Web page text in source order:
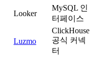
Looker
MySQL 인
터페이스
Luzmo
ClickHouse
공식 커넥
터